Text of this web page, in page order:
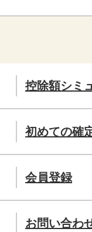
控除額シミ
初めての確
会員登録
お問い合わ